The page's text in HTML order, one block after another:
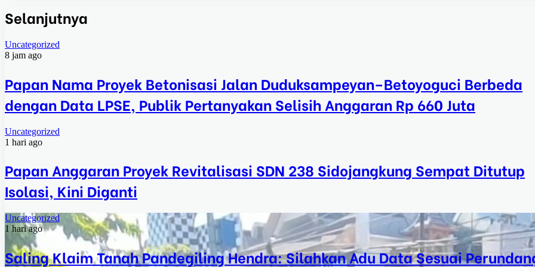
Selanjutnya
Uncategorized
8 jam ago
Papan Nama Proyek Betonisasi Jalan Duduksampeyan–Betoyoguci Berbeda
dengan Data LPSE, Publik Pertanyakan Selisih Anggaran Rp 660 Juta
Uncategorized
1 hari ago
Papan Anggaran Proyek Revitalisasi SDN 238 Sidojangkung Sempat Ditutup
Isolasi, Kini Diganti
Uncategorized
1 hari ago
Saling Klaim Tanah Pandegiling Hendra: Silahkan Adu Data Sesuai